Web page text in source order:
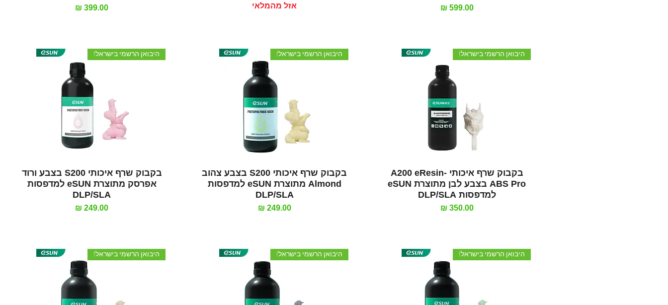
מחיר‏599.00 ‏₪ אזל מהמלאי מחיר
תצוגה מהירה
היבואן הרשמי בישראל!
בקבוק שרף איכותי A200 eResin-
ABS Pro בצבע לבן מתוצרת eSUN
למדפסות DLP/SLA
מחיר‏350.00 ‏₪
תצוגה מהירה
היבואן הרשמי בישראל!
בקבוק שרף איכותי S200 בצבע צהוב
Almond מתוצרת eSUN למדפסות
DLP/SLA
מחיר‏249.00 ‏₪
תצוגה מהירה
היבואן הרשמי בישראל!
בקבוק שרף איכותי S200 בצבע ורוד
אפרסק מתוצרת eSUN למדפסות
DLP/SLA
מחיר
היבואן הרשמי בישראל! היבואן הרשמי בישראל! היבואן הרשמי בישראל!